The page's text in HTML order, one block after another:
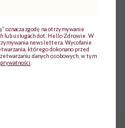
można
oznacza zgodę na otrzymywanie
lub usługach dot. Hello Zdrowie. W
newslettera. Wycofanie
którego dokonano przed
danych osobowych, w tym